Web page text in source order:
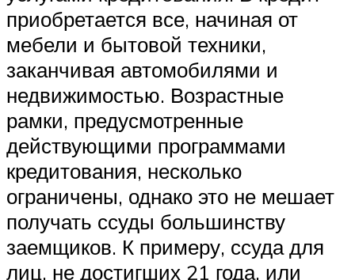
приобретается все, начиная от
мебели и бытовой техники,
заканчивая автомобилями и
недвижимостью. Возрастные
рамки, предусмотренные
действующими программами
кредитования, несколько
ограничены, однако это не мешает
получать ссуды большинству
заемщиков. К примеру, ссуда для
лиц, не достигших 21 года, или